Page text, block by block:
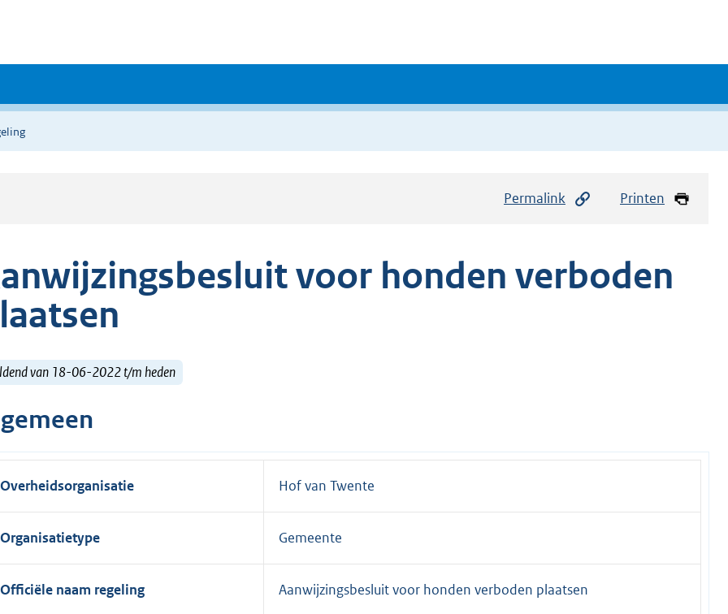
Permalink Printen
voor honden verboden
van 18-06-2022 t/m heden
Overheidsorganisatie Hof van Twente
Organisatietype Gemeente
Officiële naam regeling Aanwijzingsbesluit voor honden verboden plaatsen